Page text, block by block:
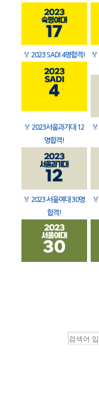
🏅 2023 SADI 4명합격! 🏅
🏅 2023서울과기대 12
명합격!
🏅
🏅 2023 서울여대 30명
합격!
🏅